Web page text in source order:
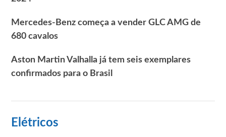
Mercedes-Benz começa a vender GLC AMG de
680 cavalos
Aston Martin Valhalla já tem seis exemplares
confirmados para o Brasil
Elétricos